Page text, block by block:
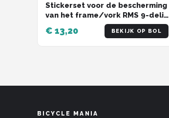
Stickerset voor de bescherming
van het frame/vork RMS 9-delig
€ 13,20 BEKIJK OP BOL
BICYCLE MANIA